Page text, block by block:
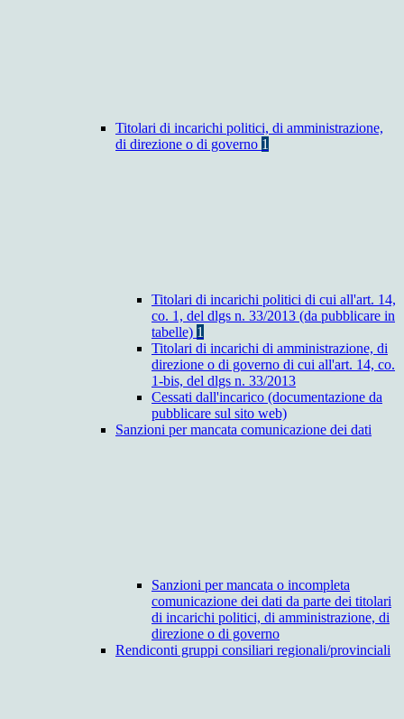
Titolari di incarichi politici, di amministrazione,
di direzione o di governo 1
Titolari di incarichi politici di cui all'art. 14,
co. 1, del dlgs n. 33/2013 (da pubblicare in
tabelle) 1
Titolari di incarichi di amministrazione, di
direzione o di governo di cui all'art. 14, co.
1-bis, del dlgs n. 33/2013
Cessati dall'incarico (documentazione da
pubblicare sul sito web)
Sanzioni per mancata comunicazione dei dati
Sanzioni per mancata o incompleta
comunicazione dei dati da parte dei titolari
di incarichi politici, di amministrazione, di
direzione o di governo
Rendiconti gruppi consiliari regionali/provinciali